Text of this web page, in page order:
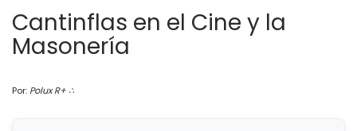
Cantinflas en el Cine y la
Masonería
Por: Polux R+ ∴